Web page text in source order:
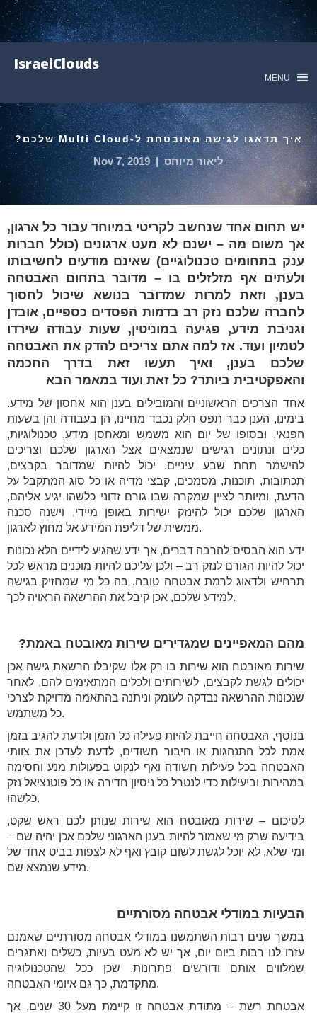
IsraelClouds
MENU
איך תדאגו לגישה מאובטחת ל-Multi Cloud שלכם?
ליאור מיוחס |
Nov 7, 2019
יש תחום אחד שנחשב לקריטי במיוחד עבור כל ארגון,
אך משום מה – ישנם לא מעט ארגונים (כולל חברות
ענק בתחומים טכנולוגיים) שאינם מודעים לחשיבותו
ולעתים אף מזלזלים בו – מדובר בתחום האבטחה
בענן, וזאת למרות שמדובר בנושא שיכול לחסוך
לחברה שלכם נזק רב בדמות הפסדים כספיים, אובדן
וגניבת מידע, פגיעה במוניטין, שעות עבודה שירדו
לטמיון ועוד. אז למה אתם צריכים להדק את האבטחה
שלכם בענן, ואיך תעשו זאת בדרך החכמה
והאפקטיבית ביותר? כל זאת ועוד במאמר הבא
אחד הצרכים הראשוניים והמובילים בענן הוא אחסון של מידע.
בימינו, הענן כבר תפס חלק נכבד מחיינו, הן בעבודה והן בשעות
הפנאי, ובסופו של יום הוא משמש ומאחסן מידע, טכנולוגיות,
כלים ונתונים רגישים שנמצאים אצל הארגון שלכם וצריכים
להישמר תחת שבע עיניים. יכול להיות שמדובר בקבצים,
תכתובות, תוכנות, מסמכים, קבצי מדיה או כל סוג המתקבל על
הדעת, ומיותר לציין שמקרה שבו גורם זדוני כלשהו יגיע אליהם,
הארגון שלכם יכול להינזק ישירות באופן מיידי, וישנה סכנה
ממשית של דליפת המידע אל מחוץ לארגון.
ידע הוא הבסיס להרבה דברים, אך ידע שהגיע לידיים הלא נכונות
יכול להיות הגורם לנזק רב – ולכן עליכם להיות מוכנים מראש לכל
תרחיש ולדאוג לרמת אבטחה טובה, בה כל מי שמחזיק בגישה
למידע שלכם, אכן קיבל את ההרשאה הראויה לכך.
מהם המאפיינים שמגדירים שירות מאובטח באמת?
שירות מאובטח הוא שירות בו רק אלו שקיבלו הרשאת גישה אכן
יכולים לגשת לקבצים, לשירותים ולכלים המתאימים להם, לאחר
שנכונות ההרשאה נבדקה לעומק וניתנה בהתאמה מדויקת לצרכי
כל משתמש.
בנוסף, האבטחה חייבת להיות פעילה כל הזמן ולדעת להגיב בזמן
אמת לכל התנהגות או חיבור חשודים, לדעת לעדכן את צוותי
האבטחה בכל פעילות חשודה ואף לנקוט בפעולות מנע וחסימה
במהירות וביעילות כדי לנטרל כל ניסיון חדירה או כל פוטנציאל נזק
כלשהו.
לסיכום – שירות מאובטח הוא שירות שנותן לכם ראש שקט,
בידיעה שרק מי שאמור להיות בענן הארגוני שלכם אכן יהיה שם –
ומי שלא, לא יוכל לגשת לשום קובץ ואף לא לצפות בביט אחד של
מידע שנמצא שם.
הבעיות במודלי אבטחה מסורתיים
במשך שנים רבות השתמשנו במודלי אבטחה מסורתיים שאמנם
עזרו לנו רבות ביום יום, אך יש לא מעט בעיות, כשלים ואתגרים
שמלווים אותם ודורשים פתרונות, שכן ככל שהטכנולוגיה
מתקדמת, כך גם איומי האבטחה.
אבטחת רשת – מתודת אבטחה זו קיימת מעל 30 שנים, אך